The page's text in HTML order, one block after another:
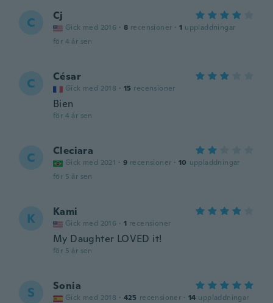
C Cj
Gick med 2016 · 8 recensioner · 1 uppladdningar
för 4 år sen
C César
Gick med 2018 · 15 recensioner
Bien
för 4 år sen
C Cleciara
Gick med 2021 · 9 recensioner · 10 uppladdningar
för 5 år sen
K Kami
Gick med 2016 · 1 recensioner
My Daughter LOVED it!
för 5 år sen
S Sonia
Gick med 2018 · 425 recensioner · 14 uppladdningar